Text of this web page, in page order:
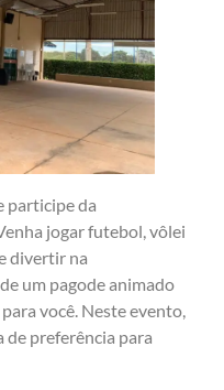
participe da
jogar futebol, vôlei
divertir na
um pagode animado
você. Neste evento,
de preferência para